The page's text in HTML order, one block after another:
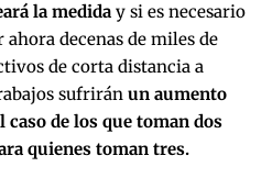
la medida y si es necesario
decenas de miles de
de corta distancia a
sufrirán un aumento
caso de los que toman dos
quienes toman tres.